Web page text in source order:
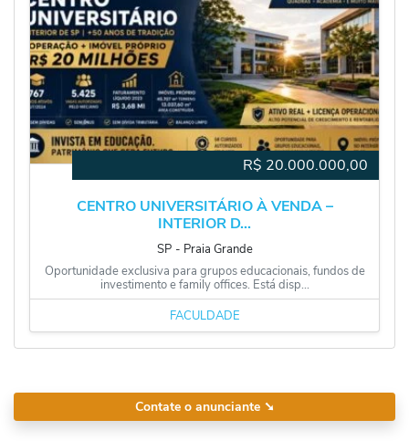
R$ 20.000.000,00
CENTRO UNIVERSITÁRIO À VENDA –
INTERIOR D...
SP ‐ Praia Grande
Oportunidade exclusiva para grupos educacionais, fundos de
investimento e family offices. Está disp...
FACULDADE
Contate o anunciante ➘